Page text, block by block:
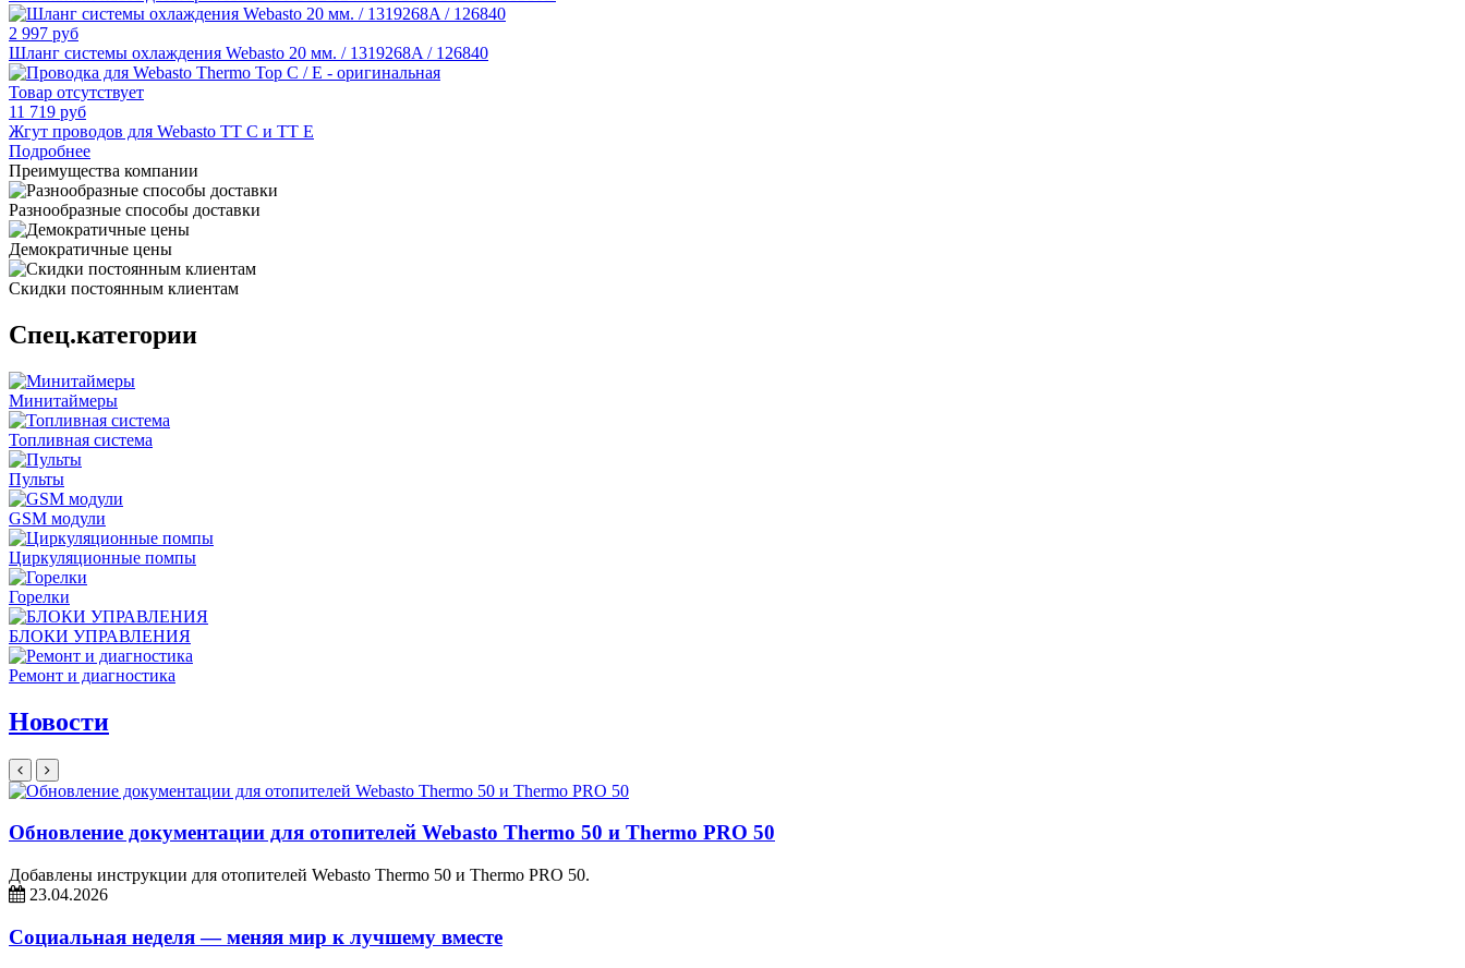
2 997 руб
Шланг системы охлаждения Webasto 20 мм. / 1319268A / 126840
Товар отсутствует
11 719 руб
Жгут проводов для Webasto TT C и TT E
Подробнее
Преимущества компании
Разнообразные способы доставки
Демократичные цены
Скидки постоянным клиентам
Спец.категории
Минитаймеры
Топливная система
Пульты
GSM модули
Циркуляционные помпы
Горелки
БЛОКИ УПРАВЛЕНИЯ
Ремонт и диагностика
Новости
Обновление документации для отопителей Webasto Thermo 50 и Thermo PRO 50
Добавлены инструкции для отопителей Webasto Thermo 50 и Thermo PRO 50.
23.04.2026
Социальная неделя — меняя мир к лучшему вместе